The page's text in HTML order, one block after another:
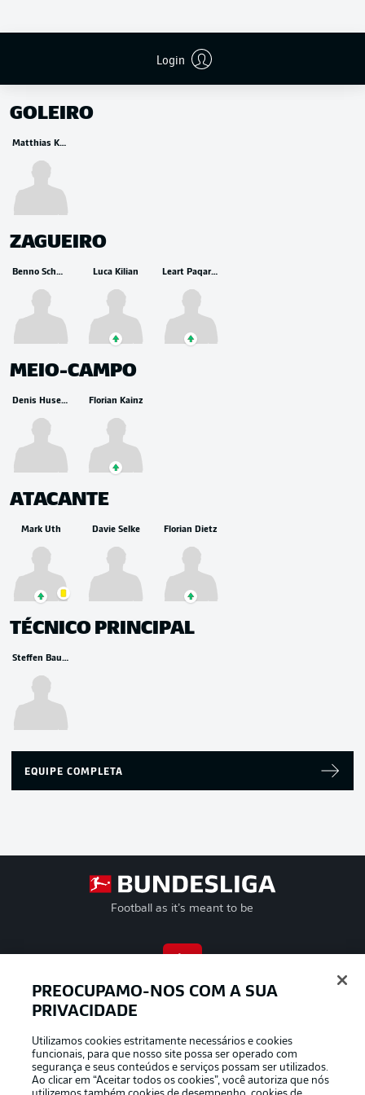
Login
GOLEIRO
Matthias Köbbing
ZAGUEIRO
Benno Schmitz Luca Kilian Leart Paqarada
MEIO-CAMPO
Denis Huseinbašić Florian Kainz
ATACANTE
Mark Uth Davie Selke Florian Dietz
TÉCNICO PRINCIPAL
Steffen Baumgart
EQUIPE COMPLETA
Football as it’s meant to be
APLICATIVO DA BUNDESLIGA
Oferecido por
PREOCUPAMO-NOS COM A SUA
PRIVACIDADE
Utilizamos cookies estritamente necessários e cookies
funcionais, para que nosso site possa ser operado com
segurança e seus conteúdos e serviços possam ser utilizados.
Ao clicar em “Aceitar todos os cookies”, você autoriza que nós